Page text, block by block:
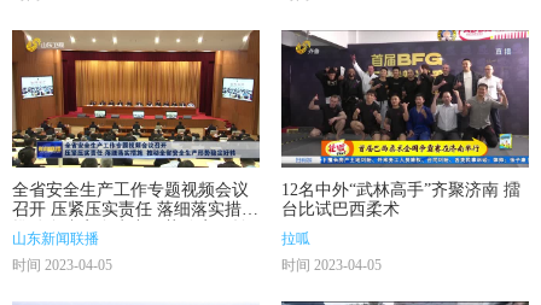
全省安全生产工作专题视频会议
召开 压紧压实责任 落细落实措施
推动全省安全生产形势稳定好转
山东新闻联播
时间 2023-04-05
12名中外“武林高手”齐聚济南 擂
台比试巴西柔术
拉呱
时间 2023-04-05